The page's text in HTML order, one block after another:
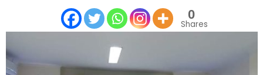
0
Shares